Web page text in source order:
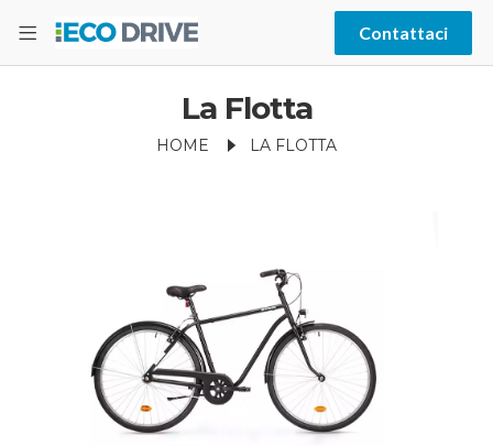
Contattaci
La Flotta
HOME LA FLOTTA